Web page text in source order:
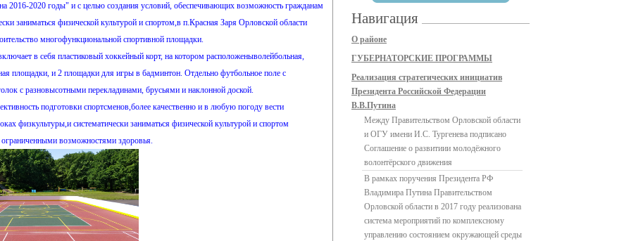
2016-2020 годы" и с целью создания условий, обеспечивающих возможность гражданам
заниматься физической культурой и спортом,в п.Красная Заря Орловской области
многофункциональной спортивной площадки.
в себя пластиковый хоккейный корт, на котором расположеныволейбольная,
площадки, и 2 площадки для игры в бадминтон. Отдельно футбольное поле с
с разновысотными перекладинами, брусьями и наклонной доской.
подготовки спортсменов,более качественно и в любую погоду вести
физкультуры,и систематически заниматься физической культурой и спортом
возможностями здоровья.
Навигация
О районе
ГУБЕРНАТОРСКИЕ ПРОГРАММЫ
Реализация стратегических инициатив
Президента Российской Федерации
В.В.Путина
Между Правительством Орловской области
и ОГУ имени И.С. Тургенева подписано
Соглашение о развитиии молодёжного
волонтёрского движения
В рамках поручения Президента РФ
Владимира Путина Правительством
Орловской области в 2017 году реализована
система мероприятий по комплексному
управлению состоянием окружающей среды